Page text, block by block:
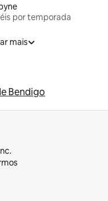
por temporada
mais
Bendigo